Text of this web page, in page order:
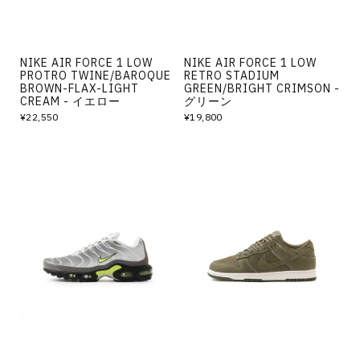
NIKE AIR FORCE 1 LOW
PROTRO TWINE/BAROQUE
BROWN-FLAX-LIGHT
CREAM - イエロー
¥22,550
NIKE AIR FORCE 1 LOW
RETRO STADIUM
GREEN/BRIGHT CRIMSON -
グリーン
¥19,800